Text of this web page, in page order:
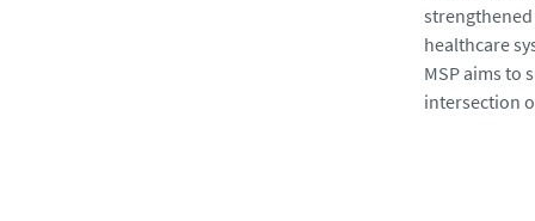
healthcare
MSP aims to
intersection